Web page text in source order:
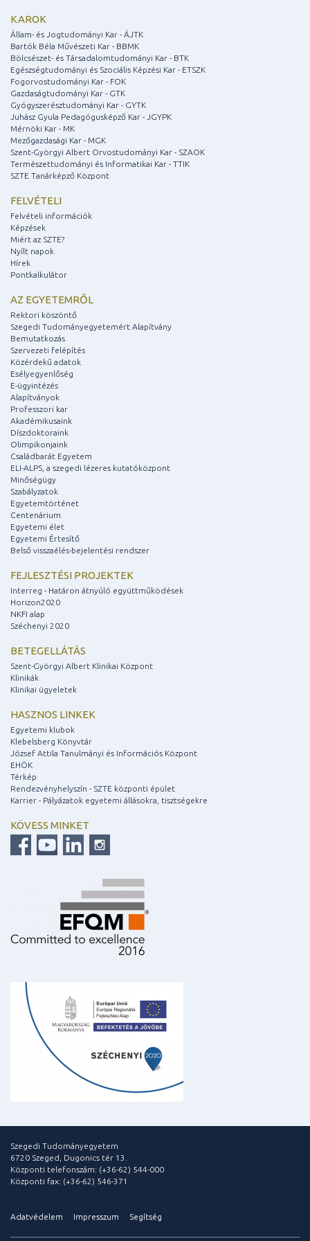
KAROK
Állam- és Jogtudományi Kar - ÁJTK
Bartók Béla Művészeti Kar - BBMK
Bölcsészet- és Társadalomtudományi Kar - BTK
Egészségtudományi és Szociális Képzési Kar - ETSZK
Fogorvostudományi Kar - FOK
Gazdaságtudományi Kar - GTK
Gyógyszerésztudományi Kar - GYTK
Juhász Gyula Pedagógusképző Kar - JGYPK
Mérnöki Kar - MK
Mezőgazdasági Kar - MGK
Szent-Györgyi Albert Orvostudományi Kar - SZAOK
Természettudományi és Informatikai Kar - TTIK
SZTE Tanárképző Központ
FELVÉTELI
Felvételi információk
Képzések
Miért az SZTE?
Nyílt napok
Hírek
Pontkalkulátor
AZ EGYETEMRŐL
Rektori köszöntő
Szegedi Tudományegyetemért Alapítvány
Bemutatkozás
Szervezeti felépítés
Közérdekű adatok
Esélyegyenlőség
E-ügyintézés
Alapítványok
Professzori kar
Akadémikusaink
Díszdoktoraink
Olimpikonjaink
Családbarát Egyetem
ELI-ALPS, a szegedi lézeres kutatóközpont
Minőségügy
Szabályzatok
Egyetemtörténet
Centenárium
Egyetemi élet
Egyetemi Értesítő
Belső visszaélés-bejelentési rendszer
FEJLESZTÉSI PROJEKTEK
Interreg - Határon átnyúló együttműködések
Horizon2020
NKFI alap
Széchenyi 2020
BETEGELLÁTÁS
Szent-Györgyi Albert Klinikai Központ
Klinikák
Klinikai ügyeletek
HASZNOS LINKEK
Egyetemi klubok
Klebelsberg Könyvtár
József Attila Tanulmányi és Információs Központ
EHÖK
Térkép
Rendezvényhelyszín - SZTE központi épület
Karrier - Pályázatok egyetemi állásokra, tisztségekre
KÖVESS MINKET
Szegedi Tudományegyetem
6720 Szeged, Dugonics tér 13.
Központi telefonszám: (+36-62) 544-000
Központi fax: (+36-62) 546-371
Adatvédelem Impresszum Segítség